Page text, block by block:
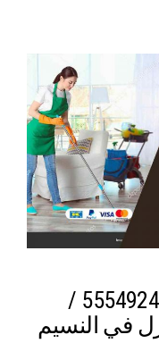
تنظيف منازل النسيم / 55549242 /
في النسيم